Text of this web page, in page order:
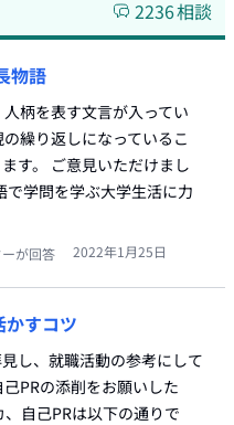
2236相談
物語
柄を表す文言が入ってい
繰り返しになっているこ
す。 ご意見いただけまし
で学問を学ぶ大学生活に力
が回答 2022年1月25日
かすコツ
し、就職活動の参考にして
PRの添削をお願いした
自己PRは以下の通りで